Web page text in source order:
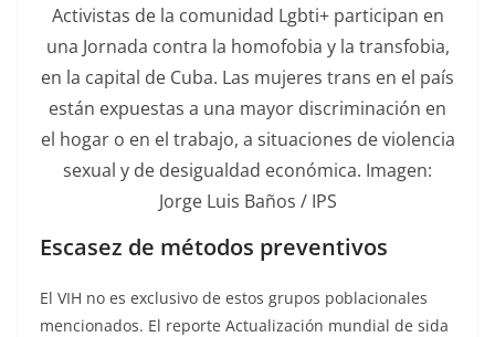
Activistas de la comunidad Lgbti+ participan en
una Jornada contra la homofobia y la transfobia,
en la capital de Cuba. Las mujeres trans en el país
están expuestas a una mayor discriminación en
el hogar o en el trabajo, a situaciones de violencia
sexual y de desigualdad económica. Imagen:
Jorge Luis Baños / IPS
Escasez de métodos preventivos
El VIH no es exclusivo de estos grupos poblacionales
mencionados. El reporte Actualización mundial de sida